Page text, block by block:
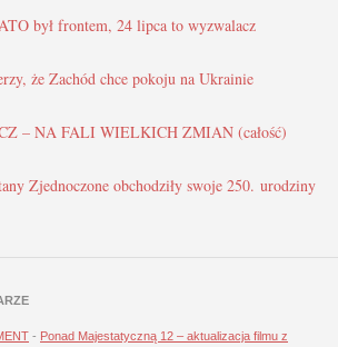
był frontem, 24 lipca to wyzwalacz
że Zachód chce pokoju na Ukrainie
– NA FALI WIELKICH ZMIAN (całość)
Zjednoczone obchodziły swoje 250. urodziny
- Ponad Majestatyczną 12 – aktualizacja filmu z